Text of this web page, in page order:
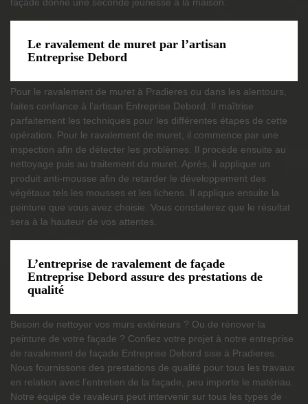
Le ravalement de muret par l’artisan
Entreprise Debord
Pour le ravalement de muret à Pradieres ou dans les alentours,
faites confiance à l’artisan Entreprise Debord. Il maîtrise
parfaitement les techniques pour les différentes étapes de cette
opération. Pour le ravalement de muret, il commence par une
inspection afin de détecter les problèmes. Il procède ensuite au
nettoyage puis au traitement du muret. Après, il applique un
produit anti-mousse afin de retarder le développement des
végétaux tels les mousses et les lichens. Il applique ensuite la
peinture que vous avez choisie. Vous constaterez que le résultat
sera à la hauteur de vos attentes.
L’entreprise de ravalement de façade
Entreprise Debord assure des prestations de
qualité
Besoin de nettoyer vos murs extérieurs ? Ou de rénover la
peinture de votre façade ? Confiez votre projet à notre entreprise
de ravalement de façade Entreprise Debord sise à Pradieres.
Nous fournissons des prestations de qualité pour tous les travaux
en relation avec l’entretien de la façade, peu importe le matériau.
Notre équipe de ravaleurs peut intervenir sur tous les types de